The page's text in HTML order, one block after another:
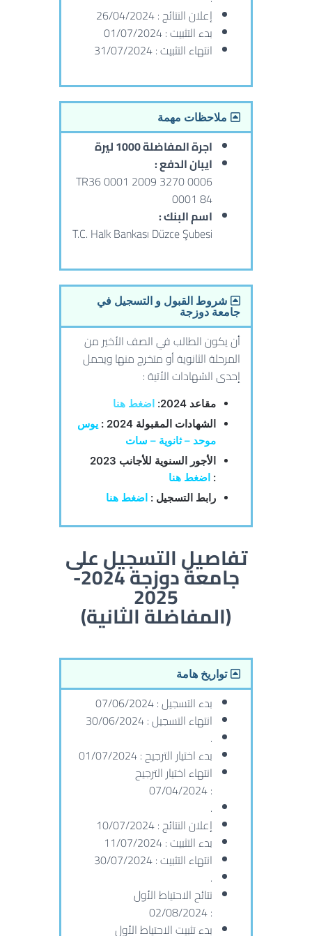
إعلان النتائج : 26/04/2024
بدء التثبيت : 01/07/2024
انتهاء التثبيت : 31/07/2024
ملاحظات مهمة
اجرة المفاضلة 1000 ليرة
ايبان الدفع :
TR36 0001 2009 3270 0006
0001 84
اسم البنك :
T.C. Halk Bankası Düzce Şubesi
شروط القبول و التسجيل في
جامعة دوزجة
أن يكون الطالب في الصف الأخير من
المرحلة الثانوية أو متخرج منها ويحمل
إحدى الشهادات الأتية :
مقاعد 2024:
اضغط هنا
الشهادات المقبولة 2024 :
يوس
موحد – ثانوية – سات
الأجور السنوية للأجانب 2023
: اضغط هنا
رابط التسجيل : اضغط هنا
تفاصيل التسجيل على
جامعة دوزجة 2024-
2025
(المفاضلة الثانية)
تواريخ هامة
بدء التسجيل : 07/06/2024
انتهاء التسجيل : 30/06/2024
.
بدء اختيار الترجيح : 01/07/2024
انتهاء اختيار الترجيح
: 07/04/2024
.
إعلان النتائج : 10/07/2024
بدء التثبيت : 11/07/2024
انتهاء التثبيت : 30/07/2024
.
نتائح الاحتياط الأول
: 02/08/2024
بدء تثبيت الاحتياط الأول